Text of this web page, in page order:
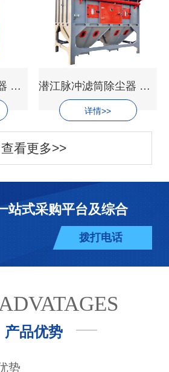
潜江脉冲布袋除尘器 STL-BDCC-10000 潜江脉冲滤筒除尘器 STL-BDCC-30000
详情>>
查看更多>>
站式采购平台及综合
拨打电话
产品优势
势